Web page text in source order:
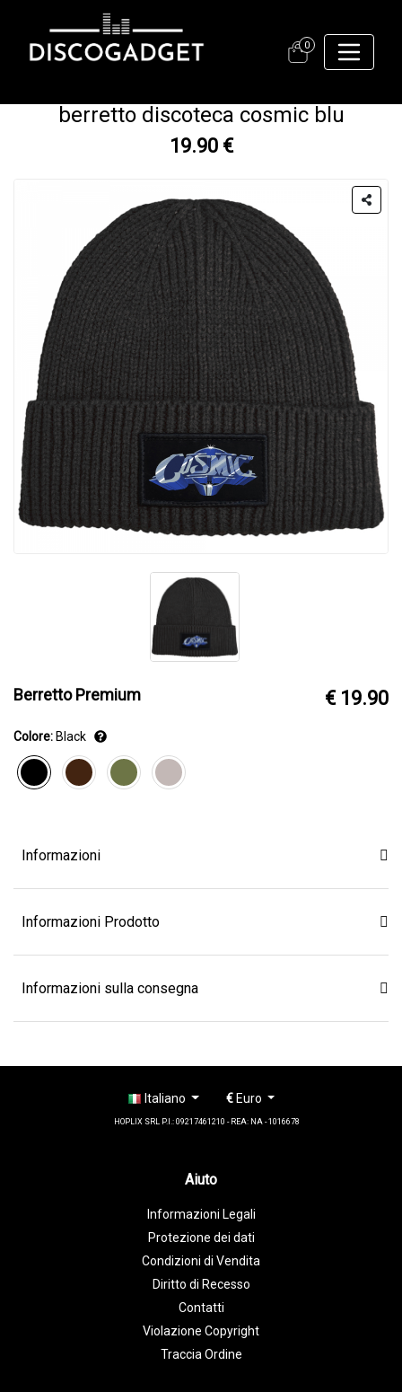
0
berretto discoteca cosmic blu
19.90 €
Berretto Premium € 19.90
Colore: Black
Informazioni
Informazioni Prodotto
Informazioni sulla consegna
Italiano €Euro
HOPLIX SRL P.I.: 09217461210 - REA: NA - 1016678
Aiuto
Informazioni Legali
Protezione dei dati
Condizioni di Vendita
Diritto di Recesso
Contatti
Violazione Copyright
Traccia Ordine